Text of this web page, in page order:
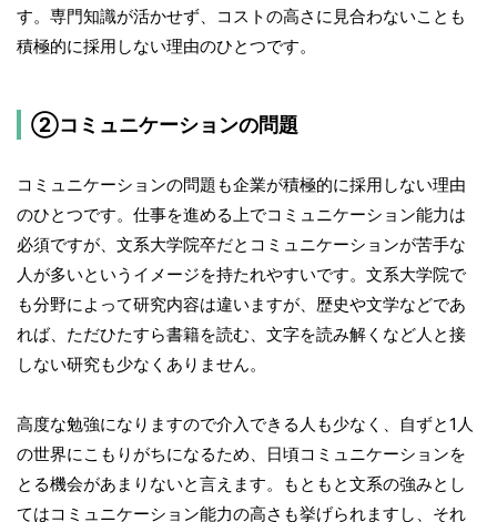
す。専門知識が活かせず、コストの高さに見合わないことも
積極的に採用しない理由のひとつです。
②コミュニケーションの問題
コミュニケーションの問題も企業が積極的に採用しない理由
のひとつです。仕事を進める上でコミュニケーション能力は
必須ですが、文系大学院卒だとコミュニケーションが苦手な
人が多いというイメージを持たれやすいです。文系大学院で
も分野によって研究内容は違いますが、歴史や文学などであ
れば、ただひたすら書籍を読む、文字を読み解くなど人と接
しない研究も少なくありません。
高度な勉強になりますので介入できる人も少なく、自ずと1人
の世界にこもりがちになるため、日頃コミュニケーションを
とる機会があまりないと言えます。もともと文系の強みとし
てはコミュニケーション能力の高さも挙げられますし、それ